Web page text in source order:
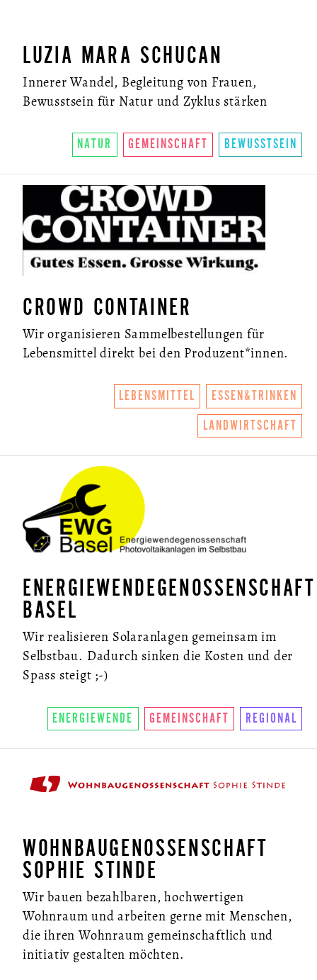
LUZIA MARA SCHUCAN
Innerer Wandel, Begleitung von Frauen,
Bewusstsein für Natur und Zyklus stärken
NATUR GEMEINSCHAFT BEWUSSTSEIN
CROWD CONTAINER
Wir organisieren Sammelbestellungen für
Lebensmittel direkt bei den Produzent*innen.
LEBENSMITTEL ESSEN&TRINKEN
LANDWIRTSCHAFT
ENERGIEWENDEGENOSSENSCHAFT
BASEL
Wir realisieren Solaranlagen gemeinsam im
Selbstbau. Dadurch sinken die Kosten und der
Spass steigt ;-)
ENERGIEWENDE GEMEINSCHAFT REGIONAL
WOHNBAUGENOSSENSCHAFT
SOPHIE STINDE
Wir bauen bezahlbaren, hochwertigen
Wohnraum und arbeiten gerne mit Menschen,
die ihren Wohnraum gemeinschaftlich und
initiativ gestalten möchten.